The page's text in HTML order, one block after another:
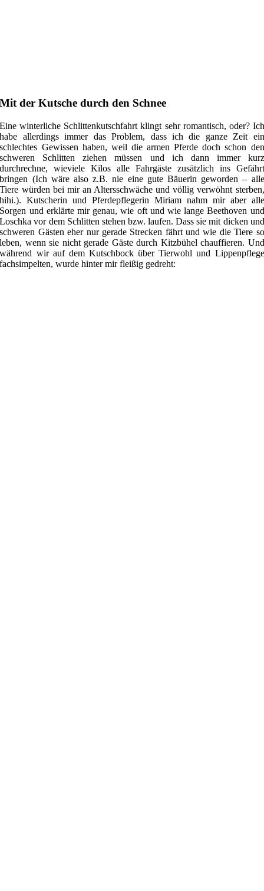
Mit der Kutsche durch den Schnee
Eine winterliche Schlittenkutschfahrt klingt sehr romantisch, oder? Ich
habe allerdings immer das Problem, dass ich die ganze Zeit ein
schlechtes Gewissen haben, weil die armen Pferde doch schon den
schweren Schlitten ziehen müssen und ich dann immer kurz
durchrechne, wieviele Kilos alle Fahrgäste zusätzlich ins Gefährt
bringen (Ich wäre also z.B. nie eine gute Bäuerin geworden – alle
Tiere würden bei mir an Altersschwäche und völlig verwöhnt sterben,
hihi.). Kutscherin und Pferdepflegerin Miriam nahm mir aber alle
Sorgen und erklärte mir genau, wie oft und wie lange Beethoven und
Loschka vor dem Schlitten stehen bzw. laufen. Dass sie mit dicken und
schweren Gästen eher nur gerade Strecken fährt und wie die Tiere so
leben, wenn sie nicht gerade Gäste durch Kitzbühel chauffieren. Und
während wir auf dem Kutschbock über Tierwohl und Lippenpflege
fachsimpelten, wurde hinter mir fleißig gedreht: